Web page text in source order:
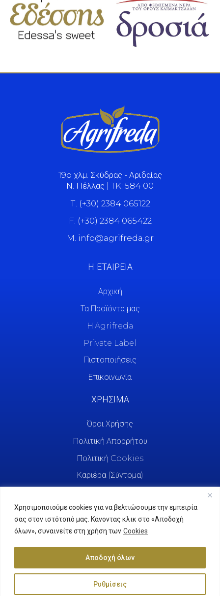
Χρησιμοποιούμε cookies για να βελτιώσουμε την εμπειρία
σας στον ιστότοπό μας. Κάνοντας κλικ στο «Αποδοχή
όλων», συναινείτε στη χρήση των Cookies
Ρυθμίσεις
Αποδοχή όλων
19o χλμ. Σκύδρας - Αριδαίας
Ν. Πέλλας | TK: 584 00
Τ. (+30) 2384 065122
F. (+30) 2384 065422
M. info@agrifreda.gr
Η ΕΤΑΙΡΕΙΑ
Αρχική
Τα Προϊόντα μας
Η Agrifreda
Private Label
Πιστοποιήσεις
Επικοινωνία
ΧΡΗΣΙΜΑ
Όροι Χρήσης
Πολιτική Απορρήτου
Πολιτική Cookies
Καριέρα (Σύντομα)